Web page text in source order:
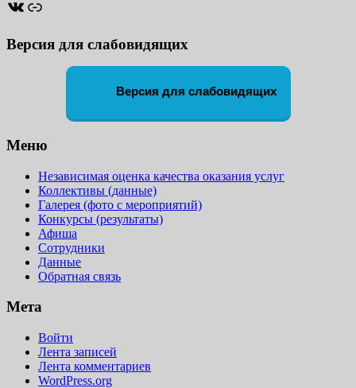
ВКонтакте
Ссылка
Версия для слабовидящих
Версия для слабовидящих
Меню
Независимая оценка качества оказания услуг
Коллективы (данные)
Галерея (фото с мероприятий)
Конкурсы (результаты)
Афиша
Сотрудники
Данные
Обратная связь
Мета
Войти
Лента записей
Лента комментариев
WordPress.org